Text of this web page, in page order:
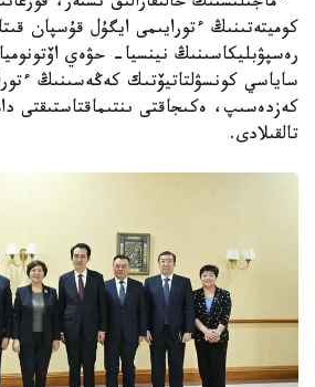
كوميتەتىنىڭ ءتورايىمى ايگۇل قۇسپان
رەسپۋبليكاسىنىڭ نينسيا- حۋەي
ساياسي كونسۋلتاتيۆتىك كەڭەسىنىڭ
كەزدەسىپ، ەكىجاقتى ىنتىماقتاستىقتى
تالقىلادى.